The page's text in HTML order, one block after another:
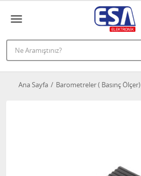
Ana Sayfa Barometreler ( Basınç Ölçer)